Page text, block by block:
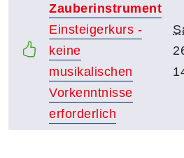
Zauberinstrument
Einsteigerkurs -
keine
musikalischen
Vorkenntnisse
erforderlich